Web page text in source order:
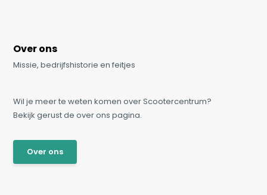
Over ons
Missie, bedrijfshistorie en feitjes
Wil je meer te weten komen over Scootercentrum?
Bekijk gerust de over ons pagina.
Over ons